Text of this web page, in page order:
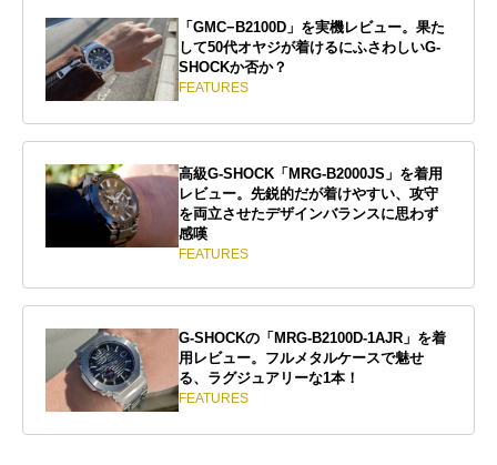
「GMC−B2100D」を実機レビュー。果た
して50代オヤジが着けるにふさわしいG-
SHOCKか否か？
FEATURES
高級G-SHOCK「MRG-B2000JS」を着用
レビュー。先鋭的だが着けやすい、攻守
を両立させたデザインバランスに思わず
感嘆
FEATURES
G-SHOCKの「MRG-B2100D-1AJR」を着
用レビュー。フルメタルケースで魅せ
る、ラグジュアリーな1本！
FEATURES